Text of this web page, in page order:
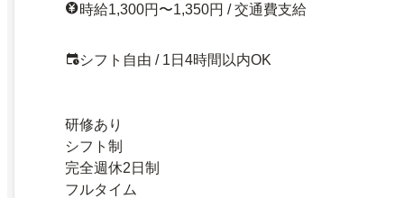
時給1,300円〜1,350円 / 交通費支給
シフト自由 / 1日4時間以内OK
研修あり
シフト制
完全週休2日制
フルタイム